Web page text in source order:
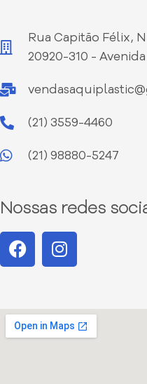
Rua Capitão Félix,
20920-310 -
(21) 3559-4460
(21) 98880-5247
Nossas redes